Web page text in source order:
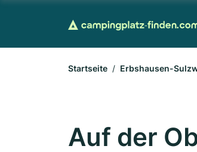
Startseite Erbshausen-
Auf der